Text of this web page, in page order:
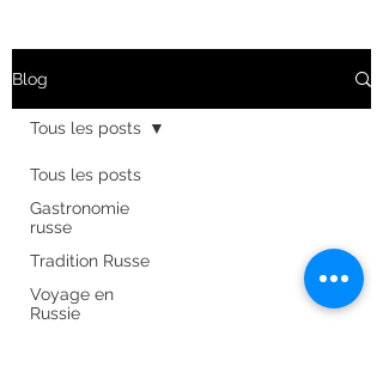
Blog
Tous les posts
Gastronomie
russe
Tradition Russe
Voyage en
Russie
Tous les posts